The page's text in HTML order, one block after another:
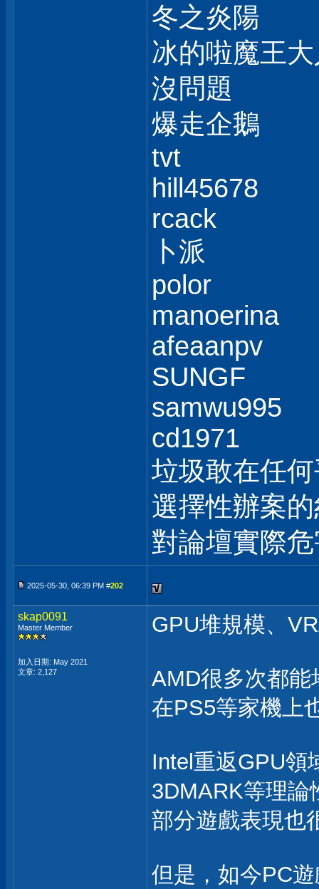
冬之炎陽
冰的啦魔王
沒問題
爆走企鵝
tvt
hill45678
rcack
卜派
polor
manoerina
afeaanpv
SUNGF
samwu995
cd1971
垃圾敢在任
選擇性辦案
對論壇實際
2025-05-30, 06:39 PM #202
skap0091
Master Member
加入日期: May 2021
文章: 2,127
GPU堆規模、
AMD很多次都
在PS5等家機上
Intel重返GPU領
3DMARK等理論
部分遊戲表現也
但是，如今PC